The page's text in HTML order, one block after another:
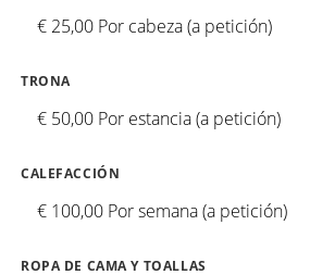
€ 25,00 Por cabeza (a petición)
TRONA
€ 50,00 Por estancia (a petición)
CALEFACCIÓN
€ 100,00 Por semana (a petición)
ROPA DE CAMA Y TOALLAS